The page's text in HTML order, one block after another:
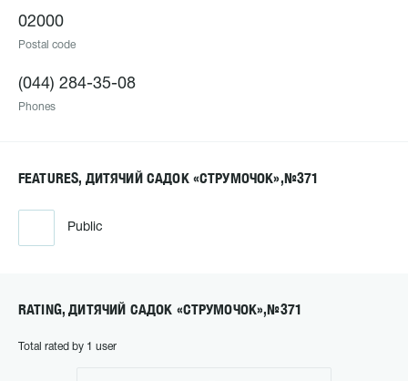
02000
Postal code
(044) 284-35-08
Phones
FEATURES, ДИТЯЧИЙ САДОК «СТРУМОЧОК»,№371
Public
RATING, ДИТЯЧИЙ САДОК «СТРУМОЧОК»,№371
Total rated by 1 user